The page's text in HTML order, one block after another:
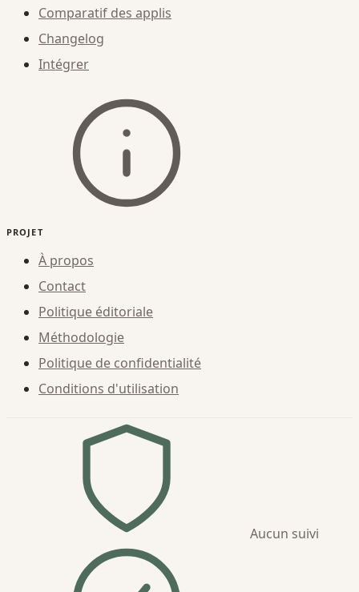
Comparatif des applis
Changelog
Intégrer
PROJET
À propos
Contact
Politique éditoriale
Méthodologie
Politique de confidentialité
Conditions d'utilisation
Aucun suivi